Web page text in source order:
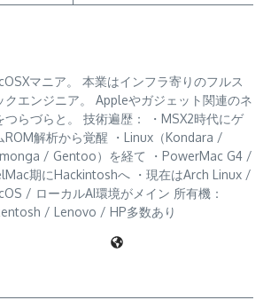
マニア。 本業はインフラ寄りのフルス
クエンジニア。 Appleやガジェット関連のネ
つらづらと。 技術遍歴： ・MSX2時代にゲ
ROM解析から覚醒 ・Linux（Kondara /
/ Gentoo）を経て ・PowerMac G4 /
期にHackintoshへ ・現在はArch Linux /
/ ローカルAI環境がメイン 所有機：
/ Lenovo / HP多数あり